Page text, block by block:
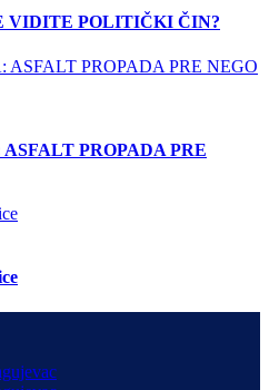
VIDITE POLITIČKI ČIN?
PROPADA PRE